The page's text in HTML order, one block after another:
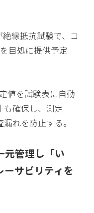
縁抵抗試験で、コ
目処に提供予定
値を試験表に自動
も確保し、測定
れを防止する。
元管理し「い
サビリティを